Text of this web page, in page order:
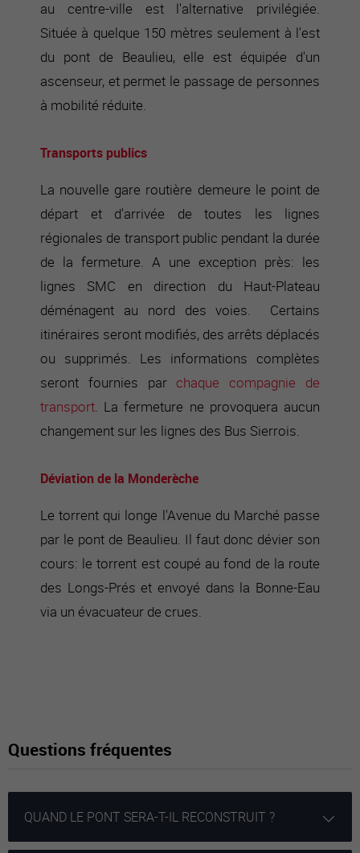
au centre-ville est l'alternative privilégiée.
Située à quelque 150 mètres seulement à l'est
du pont de Beaulieu, elle est équipée d'un
ascenseur, et permet le passage de personnes
à mobilité réduite.
Transports publics
La nouvelle gare routière demeure le point de
départ et d'arrivée de toutes les lignes
régionales de transport public pendant la durée
de la fermeture. A une exception près: les
lignes SMC en direction du Haut-Plateau
déménagent au nord des voies. Certains
itinéraires seront modifiés, des arrêts déplacés
ou supprimés. Les informations complètes
seront fournies par chaque compagnie de
transport. La fermeture ne provoquera aucun
changement sur les lignes des Bus Sierrois.
Déviation de la Monderèche
Le torrent qui longe l'Avenue du Marché passe
par le pont de Beaulieu. Il faut donc dévier son
cours: le torrent est coupé au fond de la route
des Longs-Prés et envoyé dans la Bonne-Eau
via un évacuateur de crues.
Questions fréquentes
QUAND LE PONT SERA-T-IL RECONSTRUIT ?